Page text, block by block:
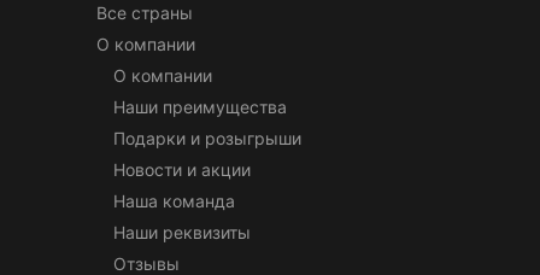
Все страны
О компании
О компании
Наши преимущества
Подарки и розыгрыши
Новости и акции
Наша команда
Наши реквизиты
Отзывы